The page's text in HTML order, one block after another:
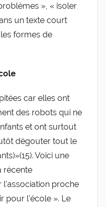
», « isoler
un texte court
formes de
car elles ont
des robots qui ne
et ont surtout
dégouter tout le
Voici une
récente
proche
pour l’école ». Le